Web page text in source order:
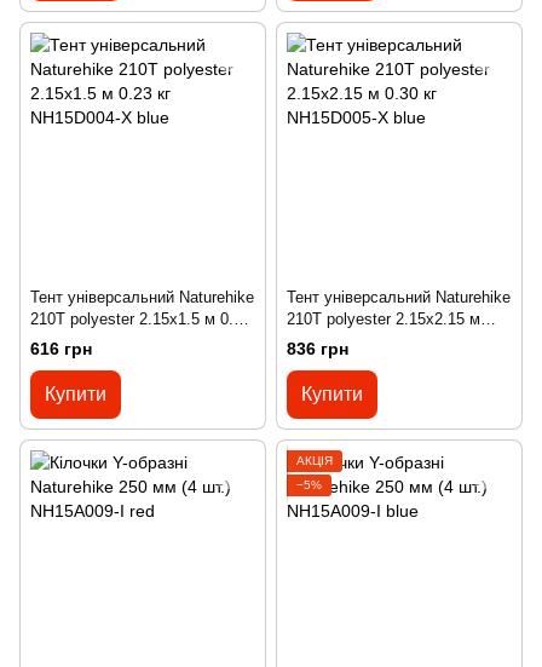
Тент універсальний Naturehike
210T polyester 2.15х1.5 м 0.23
кг NH15D004-X blue
616 грн
Купити
Тент універсальний Naturehike
210T polyester 2.15х2.15 м
0.30 кг NH15D005-X blue
836 грн
Купити
АКЦІЯ
−5%